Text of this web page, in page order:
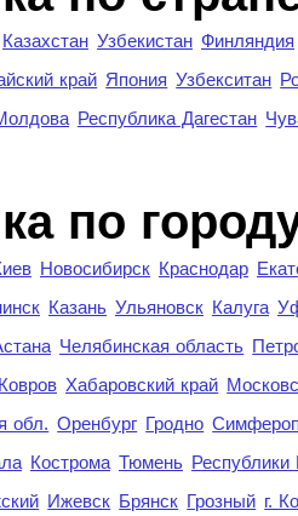
Казахстан Узбекистан Финляндия
край Япония Узбекситан
Республика Дагестан
по
Новосибирск Краснодар
Казань Ульяновск Калуга
Челябинская область
Ковров Хабаровский край
обл. Оренбург Гродно
Кострома Тюмень Республики
Ижевск Брянск Грозный г.